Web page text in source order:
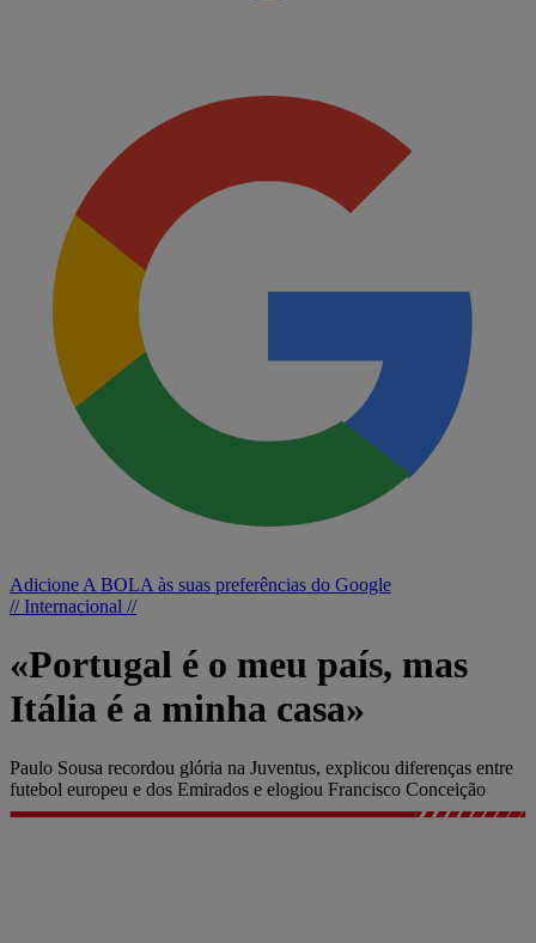
Adicione A BOLA às suas preferências do Google
// Internacional //
«Portugal é o meu país, mas
Itália é a minha casa»
Paulo Sousa recordou glória na Juventus, explicou diferenças entre
futebol europeu e dos Emirados e elogiou Francisco Conceição